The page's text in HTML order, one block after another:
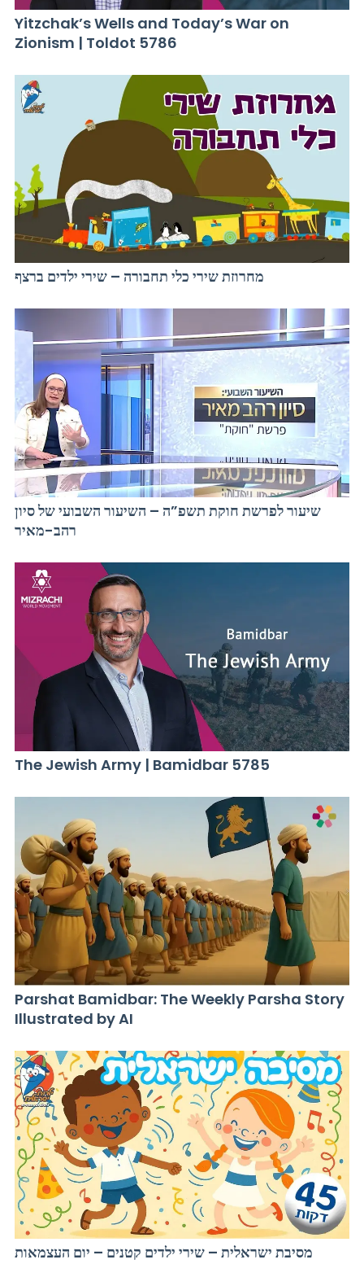
Yitzchak’s Wells and Today’s War on
Zionism | Toldot 5786
מחרוזת שירי כלי תחבורה – שירי ילדים ברצף
שיעור לפרשת חוקת תשפ”ה – השיעור השבועי של סיון
רהב-מאיר
The Jewish Army | Bamidbar 5785
Parshat Bamidbar: The Weekly Parsha Story
Illustrated by AI
מסיבת ישראלית – שירי ילדים קטנים – יום העצמאות